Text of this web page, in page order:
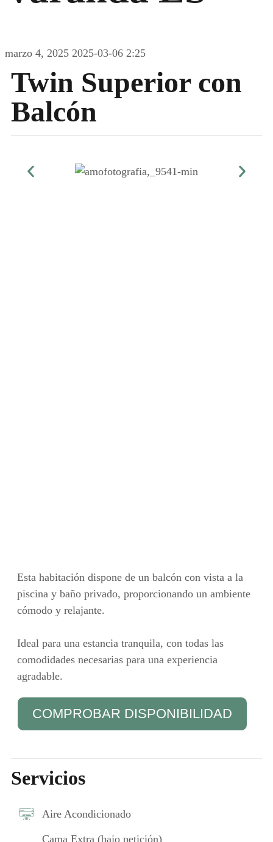
marzo 4, 2025 2025-03-06 2:25
Twin Superior con
Balcón
Esta habitación dispone de un balcón con vista a la
piscina y baño privado, proporcionando un ambiente
cómodo y relajante.
Ideal para una estancia tranquila, con todas las
comodidades necesarias para una experiencia
agradable.
COMPROBAR DISPONIBILIDAD
Servicios
Aire Acondicionado
Cama Extra (bajo petición)